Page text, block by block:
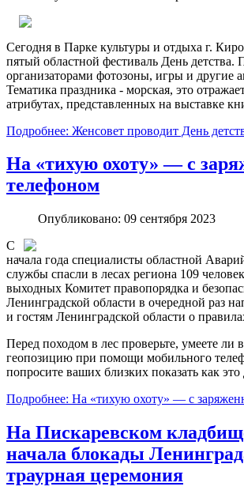
Сегодня в Парке культуры и отдыха г.
пятый областной фестиваль День детства.
организаторами фотозоны, игры и другие
Тематика праздника - морская, это
атрибутах, представленных на выставке
Подробнее: Женсовет проводит День
На «тихую охоту» ― с
телефоном
Опубликовано: 09 сентября 2023
С
начала года специалисты областной
службы спасли в лесах региона 109
выходных Комитет правопорядка и
Ленинградской области в очередной раз
и гостям Ленинградской области о
Перед походом в лес проверьте, умеете ли
геопозицию при помощи мобильного
попросите ваших близких показать как это
Подробнее: На «тихую охоту» ― с
На Пискаревском
начала блокады
траурная церемония